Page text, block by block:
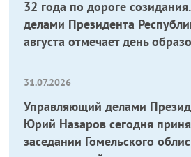
32 года по дороге
делами Президента
августа отмечает день
31.07.2026
Управляющий делами
Юрий Назаров сегодня
заседании Гомельского